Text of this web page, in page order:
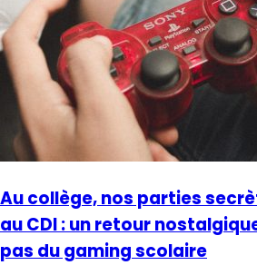
Au collège, nos parties
au CDI : un retour
pas du gaming scolaire